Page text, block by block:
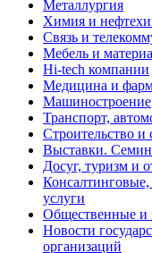
Металлургия
Химия и
Связь и
Мебель и
Hi-tech компании
Медицина и
Машиностроение
Транспорт,
Строительство и
Выставки.
Досуг, туризм и
услуги
Общественные и
Новости
организаций